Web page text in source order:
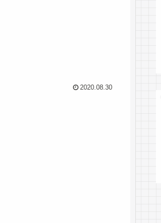
2020.08.30